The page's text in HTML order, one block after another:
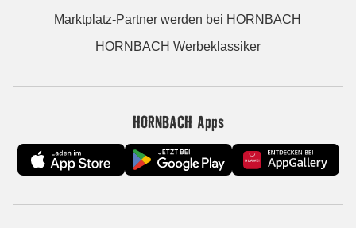
Marktplatz-Partner werden bei HORNBACH
HORNBACH Werbeklassiker
HORNBACH Apps